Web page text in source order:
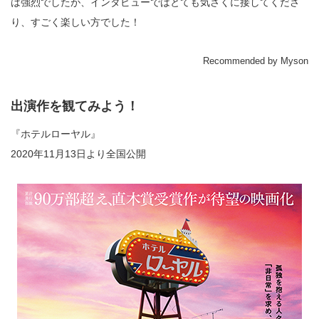
は強烈でしたが、インタビューではとても気さくに接してくださ
り、すごく楽しい方でした！
Recommended by Myson
出演作を観てみよう！
『ホテルローヤル』
2020年11月13日より全国公開